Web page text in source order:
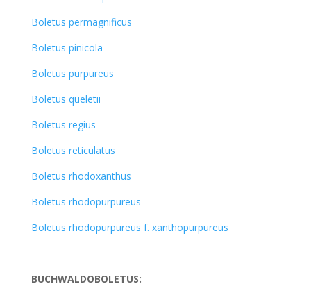
Boletus permagnificus
Boletus pinicola
Boletus purpureus
Boletus queletii
Boletus regius
Boletus reticulatus
Boletus rhodoxanthus
Boletus rhodopurpureus
Boletus rhodopurpureus f. xanthopurpureus
BUCHWALDOBOLETUS: